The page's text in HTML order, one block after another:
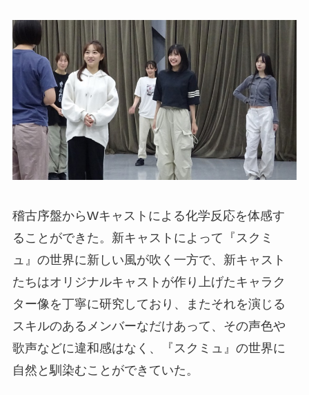
稽古序盤からWキャストによる化学反応を体感す
ることができた。新キャストによって『スクミ
ュ』の世界に新しい風が吹く一方で、新キャスト
たちはオリジナルキャストが作り上げたキャラク
ター像を丁寧に研究しており、またそれを演じる
スキルのあるメンバーなだけあって、その声色や
歌声などに違和感はなく、『スクミュ』の世界に
自然と馴染むことができていた。